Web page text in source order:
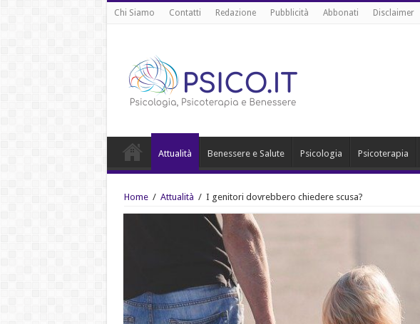
Chi Siamo Contatti Redazione Pubblicità Abbonati Disclaimer
Attualità Benessere e Salute Psicologia Psicoterapia
Home / Attualità / I genitori dovrebbero chiedere scusa?